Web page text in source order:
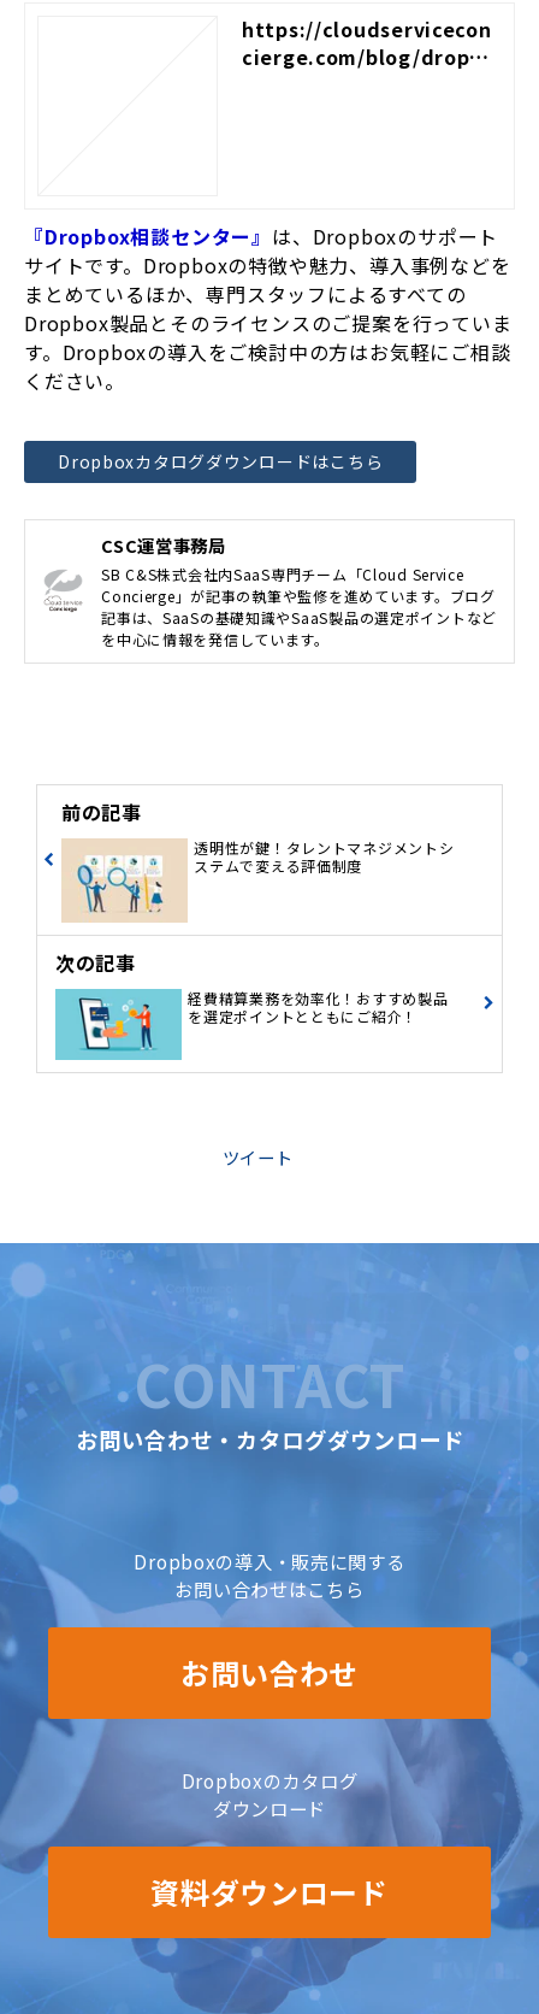
https://cloudservicecon
cierge.com/blog/dropbo
『Dropbox相談センター』 は、Dropboxのサポート
サイトです。Dropboxの特徴や魅力、導入事例などを
まとめているほか、専門スタッフによるすべての
Dropbox製品とそのライセンスのご提案を行っていま
す。Dropboxの導入をご検討中の方はお気軽にご相談
ください。
Dropboxカタログダウンロードはこちら
CSC運営事務局
SB C&S株式会社内SaaS専門チーム「Cloud Service
Concierge」が記事の執筆や監修を進めています。ブログ
記事は、SaaSの基礎知識やSaaS製品の選定ポイントなど
を中心に情報を発信しています。
前の記事
透明性が鍵！タレントマネジメントシ
ステムで変える評価制度
次の記事
経費精算業務を効率化！おすすめ製品
を選定ポイントとともにご紹介！
ツイート
CONTACT
お問い合わせ・カタログダウンロード
Dropboxの導入・販売に関する
お問い合わせはこちら
お問い合わせ
Dropboxのカタログ
ダウンロード
資料ダウンロード